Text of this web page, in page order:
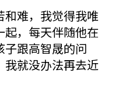
难，我觉得我唯
，每天伴随他在
子跟高智晟的问
我就没办法再去近